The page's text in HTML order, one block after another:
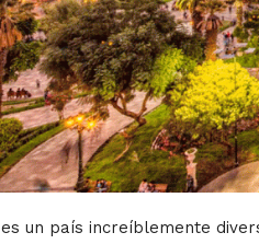
es un país increíblemente